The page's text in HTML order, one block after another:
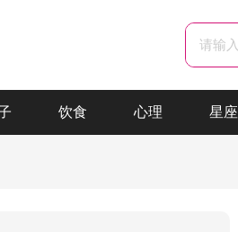
饮食 心理 星座